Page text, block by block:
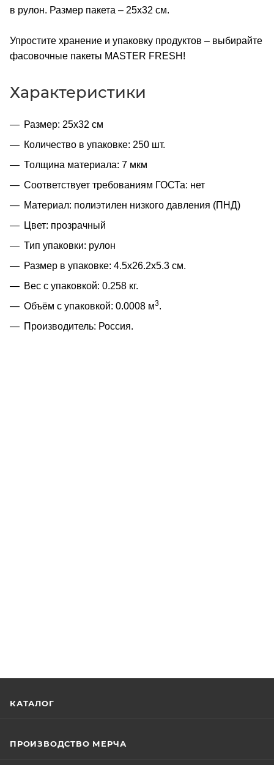
в рулон. Размер пакета – 25x32 см.
Упростите хранение и упаковку продуктов – выбирайте
фасовочные пакеты MASTER FRESH!
Характеристики
Размер: 25х32 см
Количество в упаковке: 250 шт.
Толщина материала: 7 мкм
Соответствует требованиям ГОСТа: нет
Материал: полиэтилен низкого давления (ПНД)
Цвет: прозрачный
Тип упаковки: рулон
Размер в упаковке: 4.5x26.2x5.3 см.
Вес с упаковкой: 0.258 кг.
Объём с упаковкой: 0.0008 м3.
Производитель: Россия.
КАТАЛОГ
ПРОИЗВОДСТВО МЕРЧА